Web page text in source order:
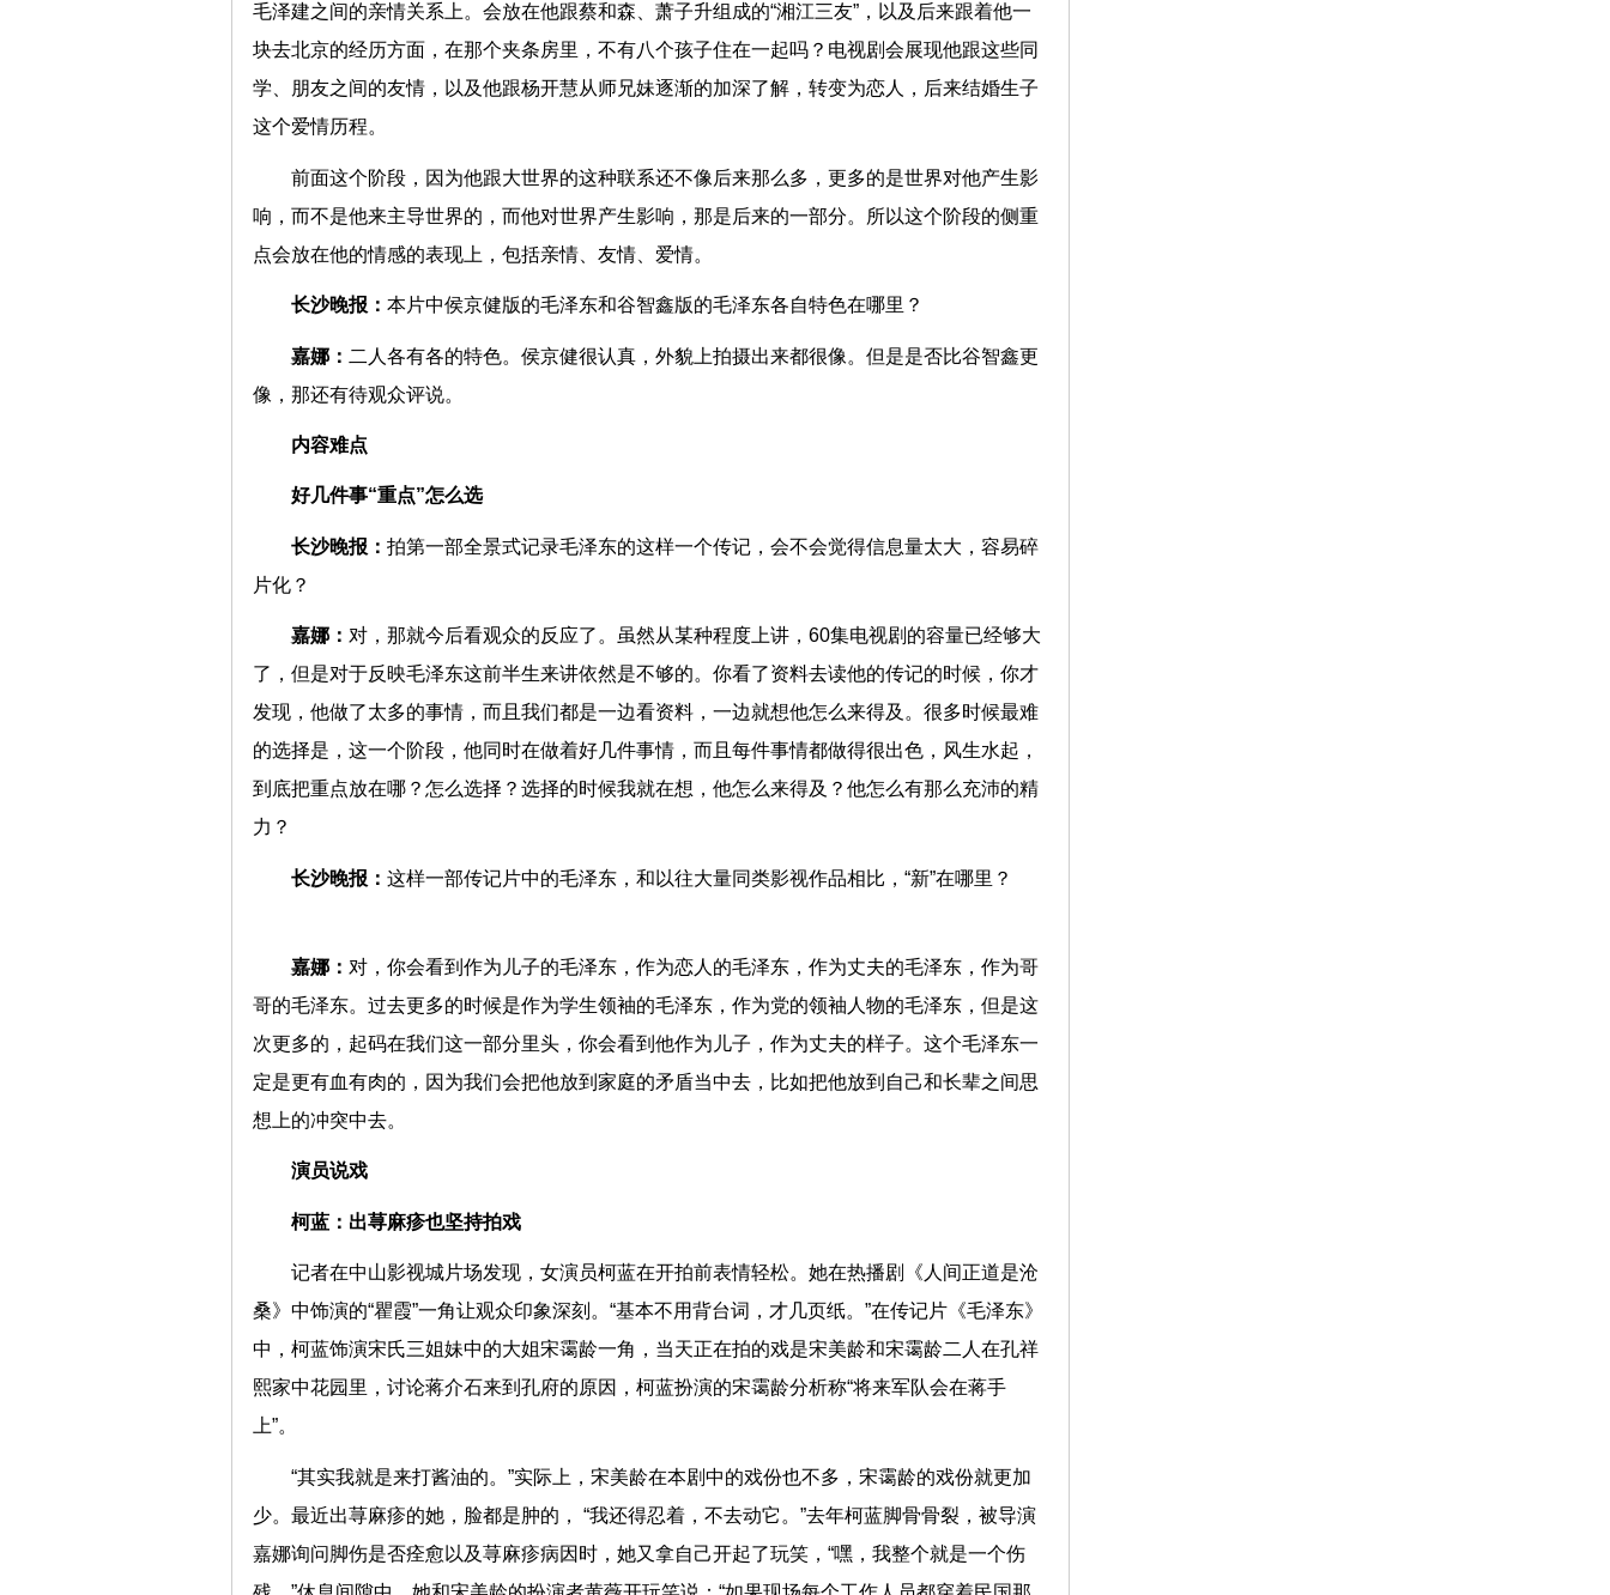
毛泽建之间的亲情关系上。会放在他跟蔡和森、萧子升组成的“湘江三友”，以及后来跟着他一
块去北京的经历方面，在那个夹条房里，不有八个孩子住在一起吗？电视剧会展现他跟这些同
学、朋友之间的友情，以及他跟杨开慧从师兄妹逐渐的加深了解，转变为恋人，后来结婚生子
这个爱情历程。
前面这个阶段，因为他跟大世界的这种联系还不像后来那么多，更多的是世界对他产生影
响，而不是他来主导世界的，而他对世界产生影响，那是后来的一部分。所以这个阶段的侧重
点会放在他的情感的表现上，包括亲情、友情、爱情。
长沙晚报： 本片中侯京健版的毛泽东和谷智鑫版的毛泽东各自特色在哪里？
嘉娜： 二人各有各的特色。侯京健很认真，外貌上拍摄出来都很像。但是是否比谷智鑫更
像，那还有待观众评说。
内容难点
好几件事“重点”怎么选
长沙晚报： 拍第一部全景式记录毛泽东的这样一个传记，会不会觉得信息量太大，容易碎
片化？
嘉娜： 对，那就今后看观众的反应了。虽然从某种程度上讲，60集电视剧的容量已经够大
了，但是对于反映毛泽东这前半生来讲依然是不够的。你看了资料去读他的传记的时候，你才
发现，他做了太多的事情，而且我们都是一边看资料，一边就想他怎么来得及。很多时候最难
的选择是，这一个阶段，他同时在做着好几件事情，而且每件事情都做得很出色，风生水起，
到底把重点放在哪？怎么选择？选择的时候我就在想，他怎么来得及？他怎么有那么充沛的精
力？
长沙晚报： 这样一部传记片中的毛泽东，和以往大量同类影视作品相比，“新”在哪里？
嘉娜： 对，你会看到作为儿子的毛泽东，作为恋人的毛泽东，作为丈夫的毛泽东，作为哥
哥的毛泽东。过去更多的时候是作为学生领袖的毛泽东，作为党的领袖人物的毛泽东，但是这
次更多的，起码在我们这一部分里头，你会看到他作为儿子，作为丈夫的样子。这个毛泽东一
定是更有血有肉的，因为我们会把他放到家庭的矛盾当中去，比如把他放到自己和长辈之间思
想上的冲突中去。
演员说戏
柯蓝：出荨麻疹也坚持拍戏
记者在中山影视城片场发现，女演员柯蓝在开拍前表情轻松。她在热播剧《人间正道是沧
桑》中饰演的“瞿霞”一角让观众印象深刻。“基本不用背台词，才几页纸。”在传记片《毛泽东》
中，柯蓝饰演宋氏三姐妹中的大姐宋霭龄一角，当天正在拍的戏是宋美龄和宋霭龄二人在孔祥
熙家中花园里，讨论蒋介石来到孔府的原因，柯蓝扮演的宋霭龄分析称“将来军队会在蒋手
上”。
“其实我就是来打酱油的。”实际上，宋美龄在本剧中的戏份也不多，宋霭龄的戏份就更加
少。最近出荨麻疹的她，脸都是肿的， “我还得忍着，不去动它。”去年柯蓝脚骨骨裂，被导演
嘉娜询问脚伤是否痊愈以及荨麻疹病因时，她又拿自己开起了玩笑，“嘿，我整个就是一个伤